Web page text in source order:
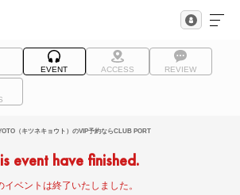
EVENT ACCESS REVIEW
（キツネキョウト）のVIP予約ならCLUB PORT
event have finished.
イベントは終了いたしました。